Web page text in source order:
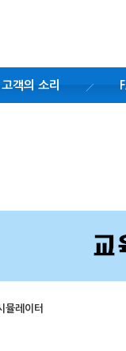
고객의 소리
뮬레이터